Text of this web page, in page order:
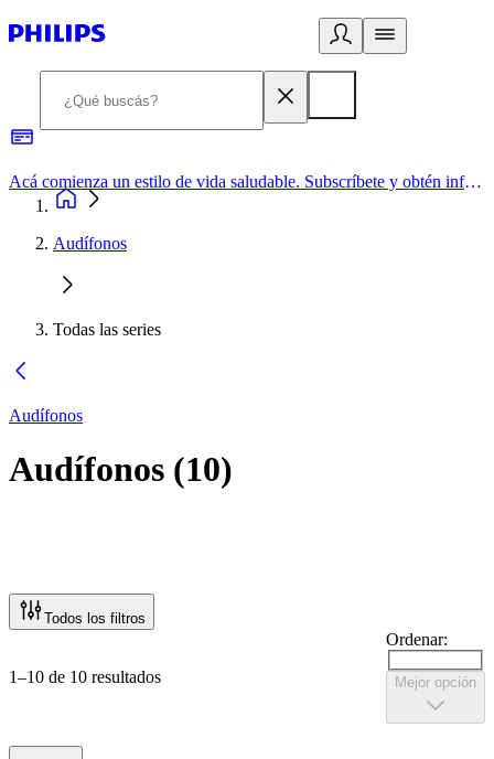
Acá comienza un estilo de vida saludable. Subscríbete y obtén información de primera mano
Audífonos
Todas las series
Audífonos
Audífonos (10)
Todos los filtros
1–10 de 10 resultados
Ordenar:
Mejor opción